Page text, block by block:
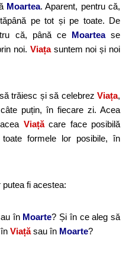
Moartea. Aparent, pentru că,
pe tot și pe toate. De
că, până ce Moartea se
noi. Viațasuntem noi și noi
trăiesc și să celebrez Viața,
puțin, în fiecare zi. Acea
Viață care face posibilă
formele lor posibile, în
putea fi acestea:
în Moarte? Și în ce aleg să
Viață sau în Moarte?